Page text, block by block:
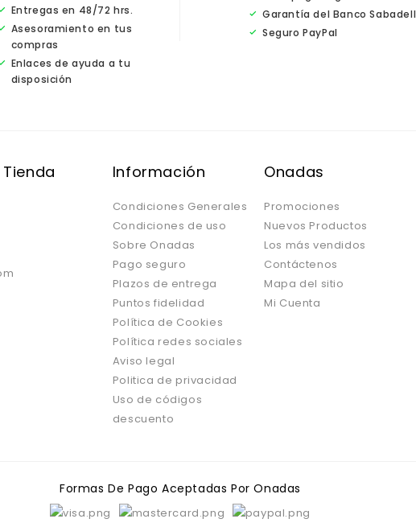
Entregas en 48/72 hrs.
Asesoramiento en tus
compras
Enlaces de ayuda a tu
disposición
Garantía del Banco Sabadell
Seguro PayPal
Información
Condiciones Generales
Condiciones de uso
Sobre Onadas
Pago seguro
Plazos de entrega
Puntos fidelidad
Política de Cookies
Política redes sociales
Aviso legal
Politica de privacidad
Uso de códigos
descuento
Onadas
Promociones
Nuevos Productos
Los más vendidos
Contáctenos
Mapa del sitio
Mi Cuenta
Formas De Pago Aceptadas Por Onadas